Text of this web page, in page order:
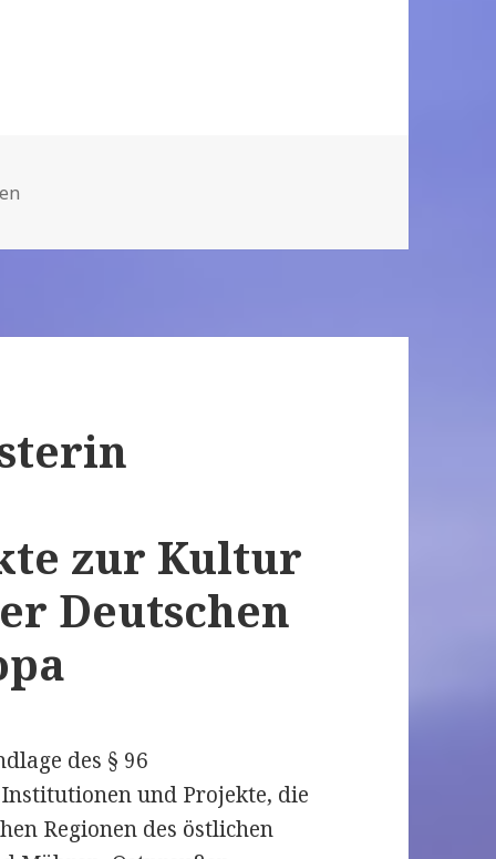
ermittelt nach Tötungsdelikt in
zur Kultur
Deutschen
des § 96
und Projekte, die
Regionen des östlichen